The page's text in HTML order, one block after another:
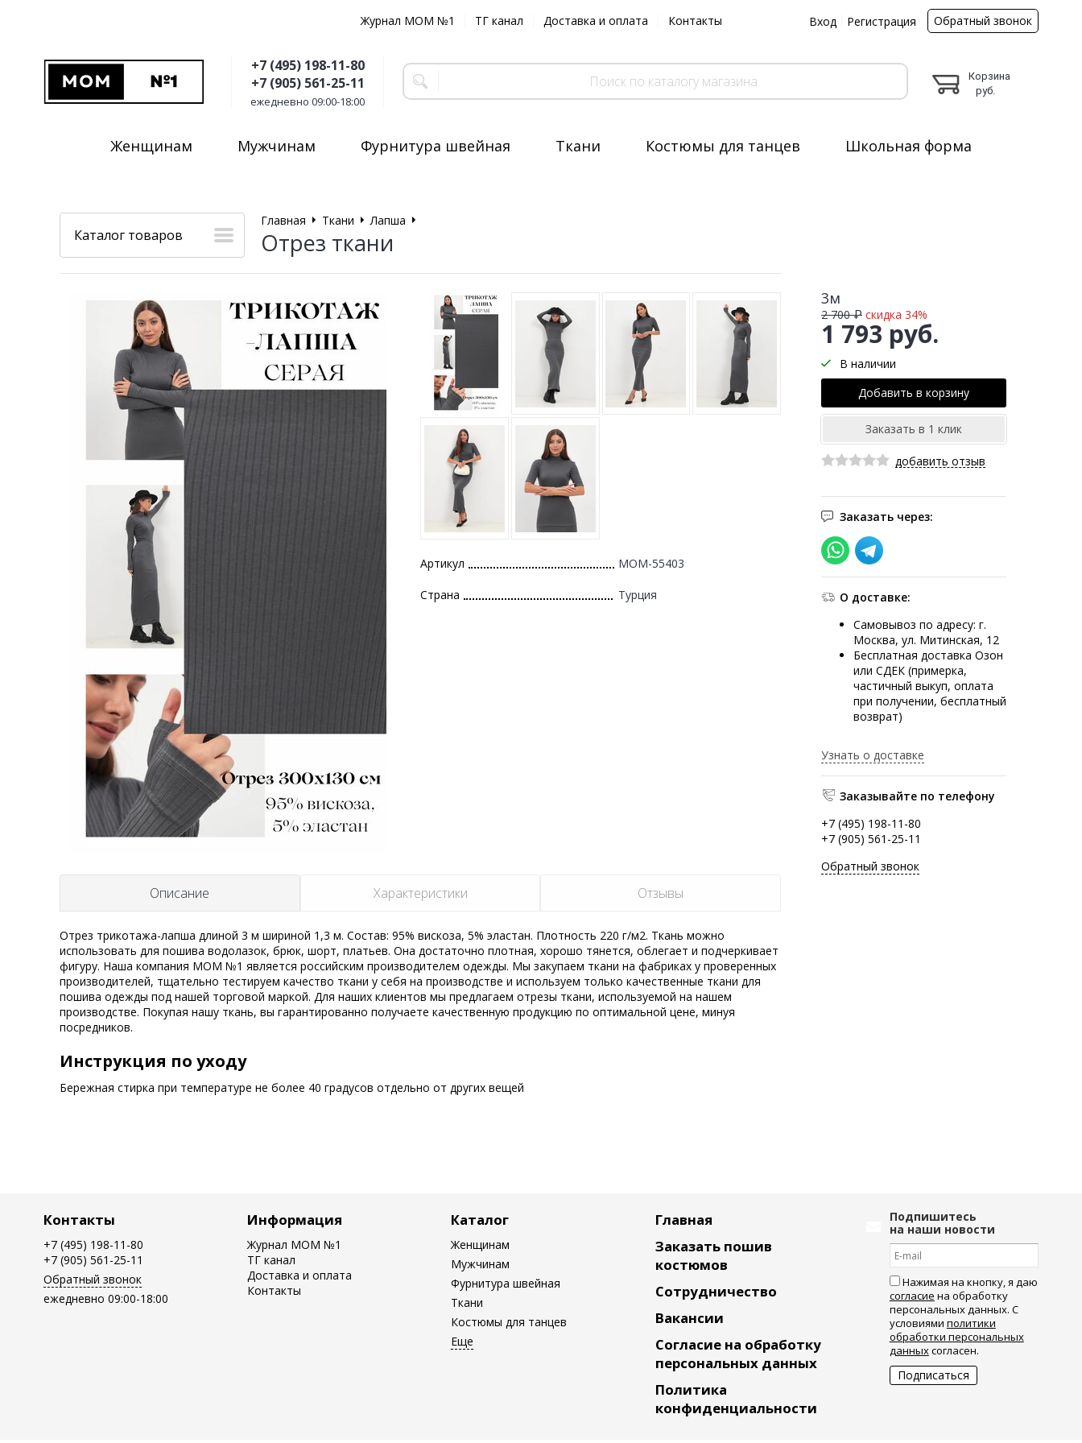
Журнал MOM №1 ТГ канал Доставка и оплата Контакты Вход Регистрация Обратный звонок
+7 (495) 198-11-80
+7 (905) 561-25-11
ежедневно 09:00-18:00
Корзина
руб.
Женщинам Мужчинам Фурнитура швейная Ткани Костюмы для танцев Школьная форма
Каталог товаров
Главная Ткани Лапша
Отрез ткани
3м
1 793 руб.
2 700 ₽ скидка 34%
В наличии
добавить отзыв
Заказать через:
О доставке:
Самовывоз по адресу: г.
Москва, ул. Митинская, 12
Бесплатная доставка Озон
или СДЕК (примерка,
частичный выкуп, оплата
при получении, бесплатный
возврат)
Узнать о доставке
Заказывайте по телефону
+7 (495) 198-11-80
+7 (905) 561-25-11
Обратный звонок
Артикул MOM-55403
Страна Турция
Описание Характеристики Отзывы
Отрез трикотажа-лапша длиной 3 м шириной 1,3 м. Состав: 95% вискоза, 5% эластан. Плотность 220 г/м2. Ткань можно
использовать для пошива водолазок, брюк, шорт, платьев. Она достаточно плотная, хорошо тянется, облегает и подчеркивает
фигуру. Наша компания MOM №1 является российским производителем одежды. Мы закупаем ткани на фабриках у проверенных
производителей, тщательно тестируем качество ткани у себя на производстве и используем только качественные ткани для
пошива одежды под нашей торговой маркой. Для наших клиентов мы предлагаем отрезы ткани, используемой на нашем
производстве. Покупая нашу ткань, вы гарантированно получаете качественную продукцию по оптимальной цене, минуя
посредников.
Инструкция по уходу
Бережная стирка при температуре не более 40 градусов отдельно от других вещей
Контакты
+7 (495) 198-11-80
+7 (905) 561-25-11
Обратный звонок
ежедневно 09:00-18:00
Информация
Журнал MOM №1
ТГ канал
Доставка и оплата
Контакты
Каталог
Женщинам
Мужчинам
Фурнитура швейная
Ткани
Костюмы для танцев
Главная
Заказать пошив
костюмов
Сотрудничество
Вакансии
Согласие на обработку
персональных данных
Политика
конфиденциальности
Подпишитесь
на наши новости
Нажимая на кнопку, я даю
согласие на обработку
персональных данных. С
условиями политики
обработки персональных
данныхсогласен.